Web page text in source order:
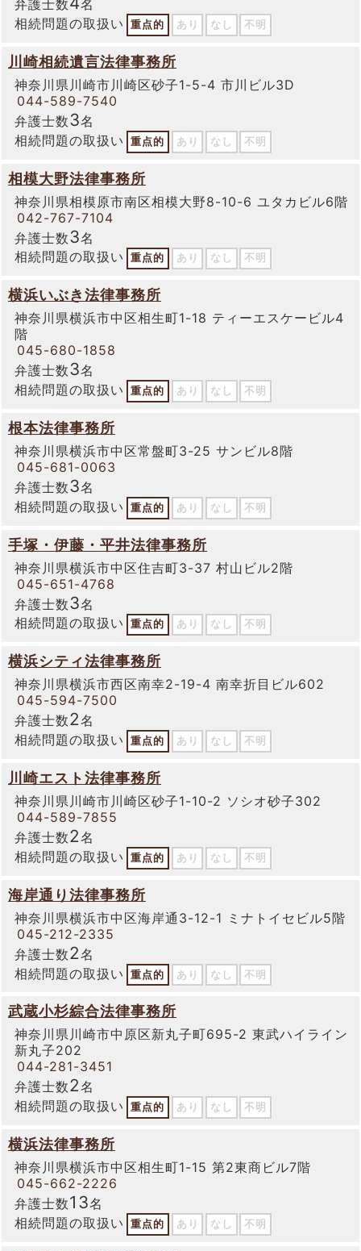
弁護士数
名
相続問題の取扱い
重点的 あり なし 不明
川崎相続遺言法律事務所
神奈川県川崎市川崎区砂子1-5-4 市川ビル3D
044-589-7540
弁護士数3名
相続問題の取扱い
重点的 あり なし 不明
相模大野法律事務所
神奈川県相模原市南区相模大野8-10-6 ユタカビル6階
042-767-7104
弁護士数3名
相続問題の取扱い
重点的 あり なし 不明
横浜いぶき法律事務所
神奈川県横浜市中区相生町1-18 ティーエスケービル4
階
045-680-1858
弁護士数3名
相続問題の取扱い
重点的 あり なし 不明
根本法律事務所
神奈川県横浜市中区常盤町3-25 サンビル8階
045-681-0063
弁護士数3名
相続問題の取扱い
重点的 あり なし 不明
手塚・伊藤・平井法律事務所
神奈川県横浜市中区住吉町3-37 村山ビル2階
045-651-4768
弁護士数3名
相続問題の取扱い
重点的 あり なし 不明
横浜シティ法律事務所
神奈川県横浜市西区南幸2-19-4 南幸折目ビル602
045-594-7500
弁護士数2名
相続問題の取扱い
重点的 あり なし 不明
川崎エスト法律事務所
神奈川県川崎市川崎区砂子1-10-2 ソシオ砂子302
044-589-7855
弁護士数2名
相続問題の取扱い
重点的 あり なし 不明
海岸通り法律事務所
神奈川県横浜市中区海岸通3-12-1 ミナトイセビル5階
045-212-2335
弁護士数2名
相続問題の取扱い
重点的 あり なし 不明
武蔵小杉綜合法律事務所
神奈川県川崎市中原区新丸子町695-2 東武ハイライン
新丸子202
044-281-3451
弁護士数2名
相続問題の取扱い
重点的 あり なし 不明
横浜法律事務所
神奈川県横浜市中区相生町1-15 第2東商ビル7階
045-662-2226
弁護士数13名
相続問題の取扱い
重点的 あり なし 不明